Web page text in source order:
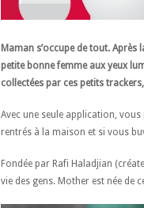
Maman s’occupe de tout. Après
petite bonne femme aux yeux
collectées par ces petits
Avec une seule application,
rentrés à la maison et si vous
Fondée par Rafi Haladjian
vie des gens. Mother est née de